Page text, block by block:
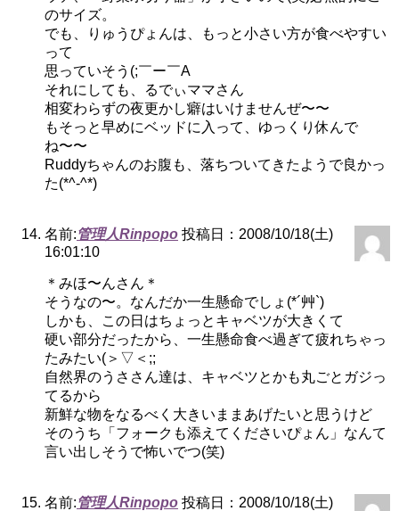
のサイズ。
でも、りゅうぴょんは、もっと小さい方が食べやすい
って
思っていそう(;￣ー￣A
それにしても、るでぃママさん
相変わらずの夜更かし癖はいけませんぜ〜〜
もそっと早めにベッドに入って、ゆっくり休んで
ね〜〜
Ruddyちゃんのお腹も、落ちついてきたようで良かっ
た(*^-^*)
名前:管理人Rinpopo 投稿日：2008/10/18(土)
16:01:10
＊みほ〜んさん＊
そうなの〜。なんだか一生懸命でしょ(*´艸`)
しかも、この日はちょっとキャベツが大きくて
硬い部分だったから、一生懸命食べ過ぎて疲れちゃっ
たみたい(＞▽＜;;
自然界のうささん達は、キャベツとかも丸ごとガジっ
てるから
新鮮な物をなるべく大きいままあげたいと思うけど
そのうち「フォークも添えてくださいぴょん」なんて
言い出しそうで怖いでつ(笑)
名前:管理人Rinpopo 投稿日：2008/10/18(土)